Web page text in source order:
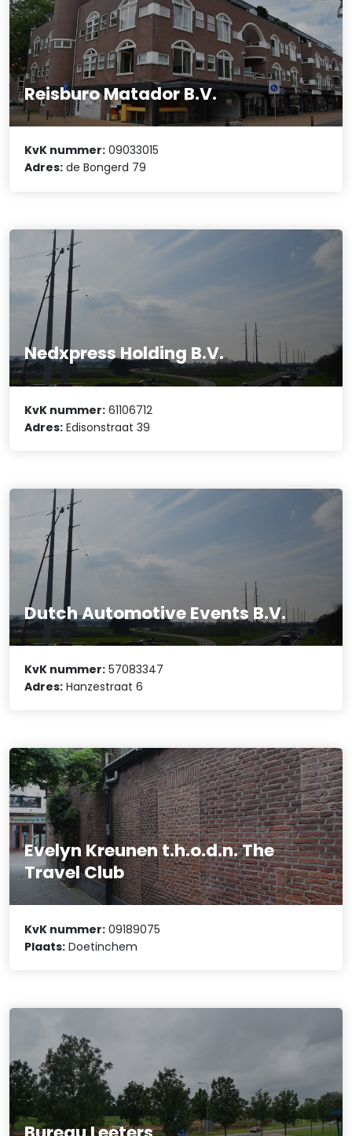
Reisburo Matador B.V.
KvK nummer: 09033015
Adres: de Bongerd 79
Nedxpress Holding B.V.
KvK nummer: 61106712
Adres: Edisonstraat 39
Dutch Automotive Events B.V.
KvK nummer: 57083347
Adres: Hanzestraat 6
Evelyn Kreunen t.h.o.d.n. The
Travel Club
KvK nummer: 09189075
Plaats: Doetinchem